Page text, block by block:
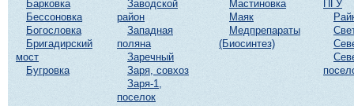
Барковка
Бессоновка
Богословка
Бригадирский
мост
Бугровка
Заводской
район
Западная
поляна
Заречный
Заря, совхоз
Заря-1,
поселок
Мастиновка
Маяк
Медпрепараты
(Биосинтез)
ПГУ